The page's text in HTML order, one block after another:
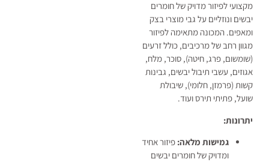
מקצועי לפיזור מדויק של חומרים
יבשים ונוזליים על גבי מוצרי בצק
ומאפים. המכונה מתאימה לפיזור
מגוון רחב של מרכיבים, כולל זרעים
(שומשום, פרג, חיטה), סוכר, מלח,
אגוזים, עשבי תיבול יבשים, גבינות
קשות (פרמזן, חלומי), שיבולת
שועל, פתיתי תירס ועוד.
יתרונות:
גמישות מלאה: פיזור אחיד
ומדויק של חומרים יבשים